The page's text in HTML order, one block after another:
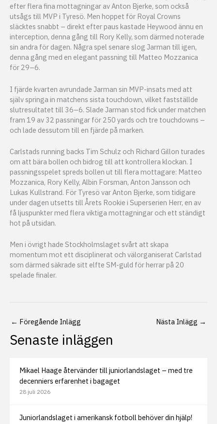
efter flera fina mottagningar av Anton Bjerke, som också
utsågs till MVP i Tyresö. Men hoppet för Royal Crowns
släcktes snabbt – direkt efter paus kastade Heywood ännu en
interception, denna gång till Rory Kelly, som därmed noterade
sin andra för dagen. Några spel senare slog Jarman till igen,
denna gång med en elegant passning till Matteo Mozzanica
för 29–6.
I fjärde kvarten avrundade Jarman sin MVP-insats med att
själv springa in matchens sista touchdown, vilket fastställde
slutresultatet till 36–6. Slade Jarman stod fick under matchen
fram 19 av 32 passningar för 250 yards och tre touchdowns –
och lade dessutom till en fjärde på marken.
Carlstads running backs Tim Schulz och Richard Gillon turades
om att bära bollen och bidrog till att kontrollera klockan. I
passningsspelet spreds bollen ut till flera mottagare: Matteo
Mozzanica, Rory Kelly, Albin Forsman, Anton Jansson och
Lukas Kullstrand. För Tyresö var Anton Bjerke, som tidigare
under dagen utsetts till Årets Rookie i Superserien Herr, en av
få ljuspunkter med flera viktiga mottagningar och ett ständigt
hot på utsidan.
Men i övrigt hade Stockholmslaget svårt att skapa
momentum mot ett disciplinerat och välorganiserat Carlstad
som därmed säkrade sitt elfte SM-guld för herrar på 20
spelade finaler.
← Föregående Inlägg Nästa Inlägg →
Senaste inläggen
Mikael Haage återvänder till juniorlandslaget – med tre
decenniers erfarenhet i bagaget
28 juli 2026
Juniorlandslaget i amerikansk fotboll behöver din hjälp!